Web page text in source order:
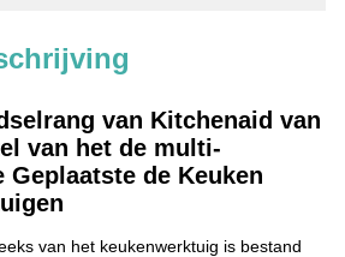
van Kitchenaid van
van het de multi-
de Keuken
van het keukenwerktuig is bestand